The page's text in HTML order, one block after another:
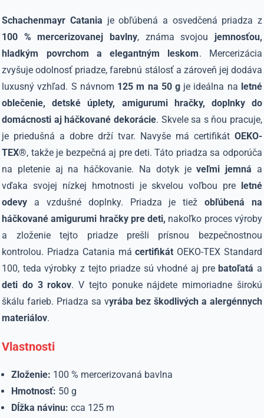
Schachenmayr Catania je obľúbená a osvedčená priadza z
100 % mercerizovanej bavlny, známa svojou jemnosťou,
hladkým povrchom a elegantným leskom. Mercerizácia
zvyšuje odolnosť priadze, farebnú stálosť a zároveň jej dodáva
luxusný vzhľad. S návnom 125 m na 50 gje ideálna na letné
oblečenie, detské úplety, amigurumi hračky, doplnky do
domácnosti aj háčkované dekorácie. Skvele sa s ňou pracuje,
je priedušná a dobre drží tvar. Navyše má certifikát OEKO-
TEX®, takže je bezpečná aj pre deti. Táto priadza sa odporúča
na pletenie aj na háčkovanie. Na dotyk jeveľmi jemná a
vďaka svojej nízkej hmotnosti je skvelou voľbou pre letné
odevy a vzdušné doplnky. Priadza je tiež obľúbená na
háčkované amigurumi hračky pre deti, nakoľko proces výroby
a zloženie tejto priadze prešli prísnou bezpečnostnou
kontrolou. Priadza Catania mácertifikát OEKO-TEX Standard
100, teda výrobky z tejto priadze sú vhodné aj prebatoľatá a
deti do 3 rokov. V tejto ponuke nájdete mimoriadne širokú
škálu farieb. Priadza sa vyrába bez škodlivých a alergénnych
materiálov.
Vlastnosti
Zloženie: 100 % mercerizovaná bavlna
Hmotnosť: 50 g
Dĺžka návinu: cca 125 m